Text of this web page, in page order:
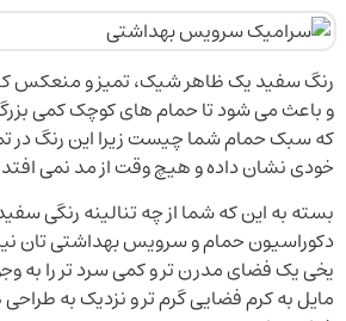
رنگ سفید یک ظاهر شیک، تمیز و منعکس
و باعث می شود تا حمام های کوچک کمی
که سبک حمام شما چیست زیرا این رنگ در
خودی نشان داده و هیچ وقت از مد نمی
بسته به این که شما از چه تنالینه رنگی
دکوراسیون حمام و سرویس بهداشتی تان
یخی یک فضای مدرن تر و کمی سرد تر را به
مایل به کرم فضایی گرم تر و نزدیک به